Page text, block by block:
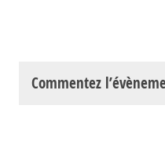
Commentez